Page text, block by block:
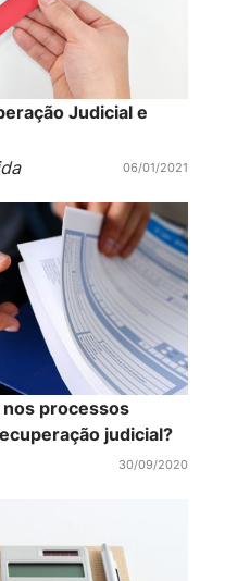
Judicial e
06/01/2021
processos
judicial?
30/09/2020